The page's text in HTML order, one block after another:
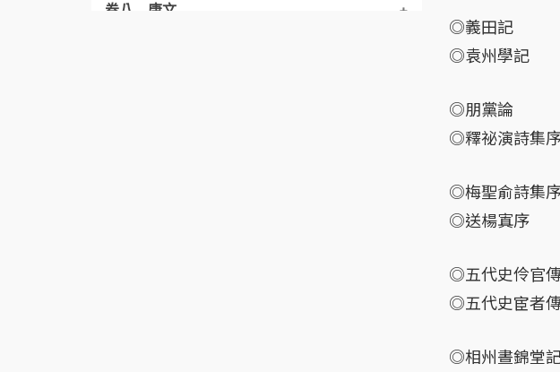
子產壞晉館垣
晉獻公殺世子申生
顏獨說齊王
卷五 漢文－未擷取篇名
李陵答蘇武書
陳情表
卷八 唐文
◎義田記
◎袁州學
◎朋黨論
◎釋祕演詩
◎梅聖俞詩
◎送楊寘
◎五代史伶官
◎五代史宦者
◎相州晝錦